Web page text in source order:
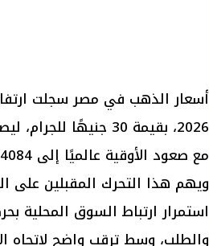
ويهم هذا التحرك المقبلين على
استمرار ارتباط السوق المحلية
والطلب، وسط ترقب واضح لاتجاه